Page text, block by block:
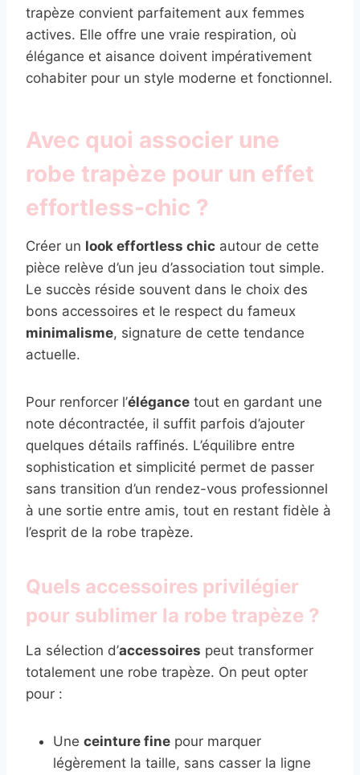
trapèze convient parfaitement aux femmes
actives. Elle offre une vraie respiration, où
élégance et aisance doivent impérativement
cohabiter pour un style moderne et fonctionnel.
Avec quoi associer une
robe trapèze pour un effet
effortless-chic ?
Créer un look effortless chic autour de cette
pièce relève d’un jeu d’association tout simple.
Le succès réside souvent dans le choix des
bons accessoires et le respect du fameux
minimalisme, signature de cette tendance
actuelle.
Pour renforcer l’élégance tout en gardant une
note décontractée, il suffit parfois d’ajouter
quelques détails raffinés. L’équilibre entre
sophistication et simplicité permet de passer
sans transition d’un rendez-vous professionnel
à une sortie entre amis, tout en restant fidèle à
l’esprit de la robe trapèze.
Quels accessoires privilégier
pour sublimer la robe trapèze ?
La sélection d’accessoires peut transformer
totalement une robe trapèze. On peut opter
pour :
Une ceinture fine pour marquer
légèrement la taille, sans casser la ligne